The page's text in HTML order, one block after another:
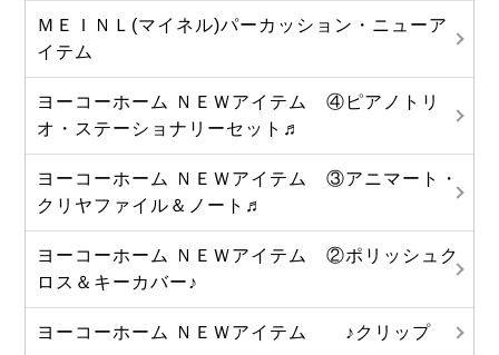
ＭＥＩＮＬ(マイネル)パーカッション・ニューア
イテム
ヨーコーホーム ＮＥＷアイテム ④ピアノトリ
オ・ステーショナリーセット♬
ヨーコーホーム ＮＥＷアイテム ③アニマート・
クリヤファイル＆ノート♬
ヨーコーホーム ＮＥＷアイテム ②ポリッシュク
ロス＆キーカバー♪
ヨーコーホーム ＮＥＷアイテム ♪クリップ